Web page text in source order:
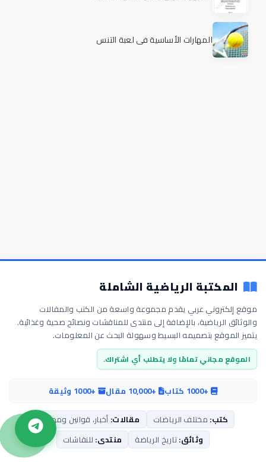
المهارات الأساسية في لعبة التنس
المكتبة الرياضية الشاملة
موقع إلكتروني عربي يقدم مجموعة واسعة من الكتب والمقالات
والوثائق الرياضية، بالإضافة إلى منتدى للمناقشات ونصائح صحية وغذائية.
يتميز الموقع بتصميمه البسيط وسهولة البحث عن المعلومات.
الموقع مجاني تمامًا ولا يتطلب أي اشتراك.
+1000 كتاب +10,000 مقال
+1000 وثيقة
كتب: مختلف الرياضات مقالات: أخبار، قوانين ومهارات
وثائق:تاريخ الرياضة منتدى: للنقاشات